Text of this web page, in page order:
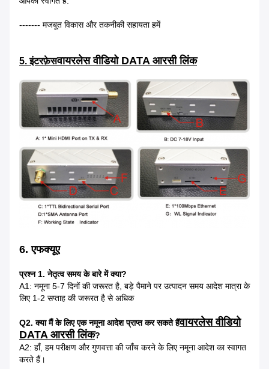
------- मजबूत विकास और तकनीकी सहायता हमें
5. इंटरफ़ेसवायरलेस वीडियो DATA आरसी लिंक
6. एफक्यूए
प्रश्न 1. नेतृत्व समय के बारे में क्या?
A1: नमूना 5-7 दिनों की जरूरत है, बड़े पैमाने पर उत्पादन समय आदेश मात्रा के
लिए 1-2 सप्ताह की जरूरत है से अधिक
Q2. क्या मैं के लिए एक नमूना आदेश प्राप्त कर सकते हैंवायरलेस वीडियो
DATA आरसी लिंक?
A2: हाँ, हम परीक्षण और गुणवत्ता की जाँच करने के लिए नमूना आदेश का स्वागत
करते हैं।